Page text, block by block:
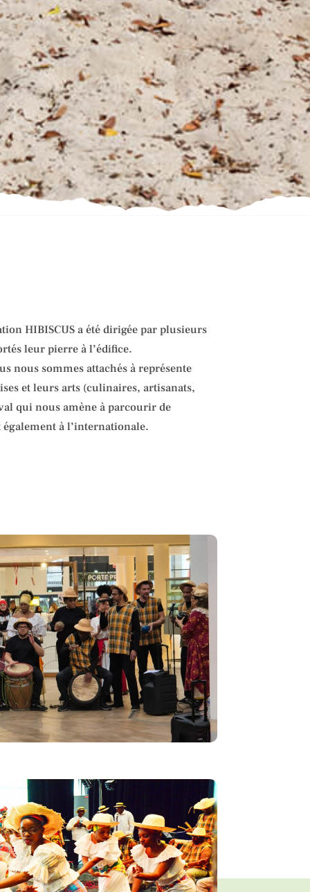
HIBISCUS a été dirigée par plusieurs
leur pierre à l’édifice.
nous sommes attachés à représente
et leurs arts (culinaires, artisanats,
qui nous amène à parcourir de
à l’internationale.